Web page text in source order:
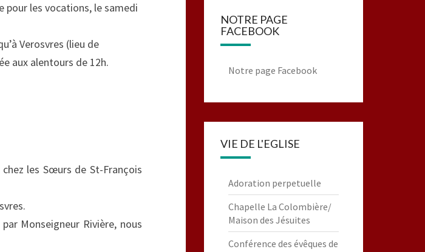
pour les vocations, le samedi
Verosvres (lieu de
aux alentours de 12h.
les Sœurs de St-François
Monseigneur Rivière, nous
NOTRE PAGE
FACEBOOK
Notre page Facebook
VIE DE L'EGLISE
Adoration perpetuelle
Chapelle La Colombière/
Maison des Jésuites
Conférence des évêques de